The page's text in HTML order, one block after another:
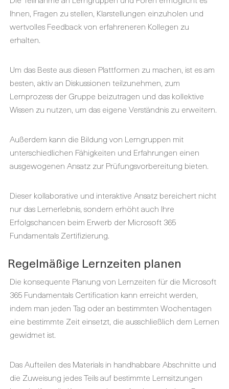
Ihnen, Fragen zu stellen, Klarstellungen einzuholen und
wertvolles Feedback von erfahreneren Kollegen zu
erhalten.
Um das Beste aus diesen Plattformen zu machen, ist es am
besten, aktiv an Diskussionen teilzunehmen, zum
Lernprozess der Gruppe beizutragen und das kollektive
Wissen zu nutzen, um das eigene Verständnis zu erweitern.
Außerdem kann die Bildung von Lerngruppen mit
unterschiedlichen Fähigkeiten und Erfahrungen einen
ausgewogenen Ansatz zur Prüfungsvorbereitung bieten.
Dieser kollaborative und interaktive Ansatz bereichert nicht
nur das Lernerlebnis, sondern erhöht auch Ihre
Erfolgschancen beim Erwerb der Microsoft 365
Fundamentals Zertifizierung.
Regelmäßige Lernzeiten planen
Die konsequente Planung von Lernzeiten für die Microsoft
365 Fundamentals Certification kann erreicht werden,
indem man jeden Tag oder an bestimmten Wochentagen
eine bestimmte Zeit einsetzt, die ausschließlich dem Lernen
gewidmet ist.
Das Aufteilen des Materials in handhabbare Abschnitte und
die Zuweisung jedes Teils auf bestimmte Lernsitzungen